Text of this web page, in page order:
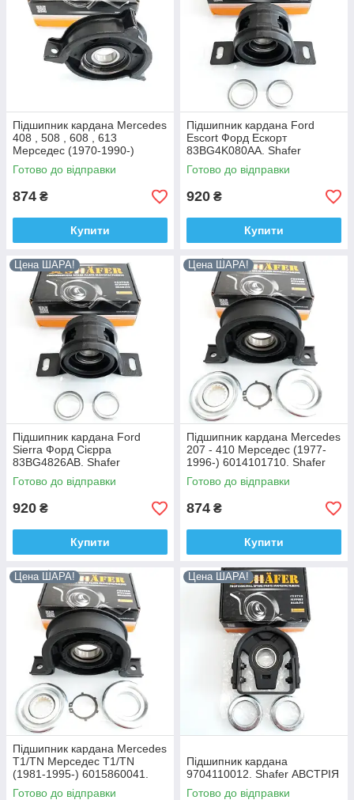
Високий рівень надійності,
відповідність світовим стандартам
якості, адекватні ціни.
Підвісний підшипник карданного валу Mercedes
Sprinter Мерседес Спринтер (1995-) A9014110412,
Високий рівень надійності, відповідність світовим
стандартам якості, адекватні ціни.
Надійна корейська якість, доступна
ціна. Гарантійне обслуговування від
офіційного дилера.
Посилений підвісний підшипник кардана Mercedes
Sprinter Мерседес Спринтер (1995-) A9014110412,
ACSUSS Корея.
Надійна корейська якість, доступна ціна. Гарантійне
обслуговування від офіційного дилера.
Підшипник кардана Mercedes
408 , 508 , 608 , 613
Мерседес (1970-1990-)
3094100110. Shafer АВСТРІЯ
Готово до відправки
874 ₴
Купити
Підшипник кардана Ford
Escort Форд Ескорт
83BG4K080AA. Shafer
АВСТРІЯ
Готово до відправки
920 ₴
Купити
Цена ШАРА!
Підшипник кардана Ford
Sierra Форд Сієрра
83BG4826AB. Shafer
АВСТРІЯ
Готово до відправки
920 ₴
Купити
Цена ШАРА!
Підшипник кардана Mercedes
207 - 410 Мерседес (1977-
1996-) 6014101710. Shafer
АВСТРІЯ
Готово до відправки
874 ₴
Купити
Цена ШАРА!
Підшипник кардана Mercedes
T1/TN Мерседес T1/TN
(1981-1995-) 6015860041.
Shafer АВСТРІЯ
Готово до відправки
Цена ШАРА!
Підшипник кардана
9704110012. Shafer АВСТРІЯ
Готово до відправки